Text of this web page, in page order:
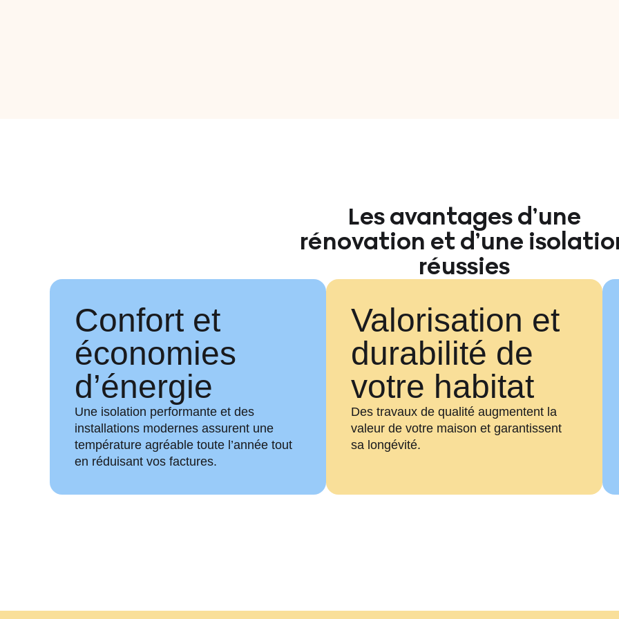
Les avantages d’une
rénovation et d’une
réussies
Confort et
économies
d’énergie
Une isolation performante et des
installations modernes assurent une
température agréable toute l’année tout
en réduisant vos factures.
Valorisation et
durabilité de
votre habitat
Des travaux de qualité augmentent la
valeur de votre maison et garantissent
sa longévité.